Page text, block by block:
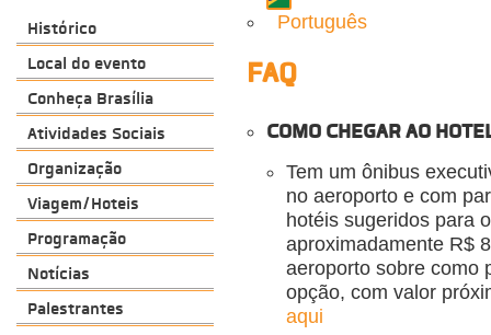
Histórico
Local do evento
Conheça Brasília
Atividades Sociais
Organização
Viagem/Hoteis
Programação
Notícias
Palestrantes
Português
FAQ
COMO CHEGAR AO
Tem um ônibus
no aeroporto e com
hotéis sugeridos para
aproximadamente R$
aeroporto sobre como
opção, com valor
aqui